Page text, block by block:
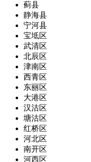
蓟县
静海县
宁河县
宝坻区
武清区
北辰区
津南区
西青区
东丽区
大港区
汉沽区
塘沽区
红桥区
河北区
南开区
河西区